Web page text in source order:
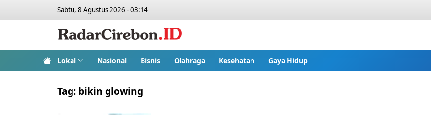
Sabtu, 8 Agustus 2026 - 03:14
Lokal Nasional Bisnis Olahraga Kesehatan Gaya Hidup
Tag: bikin glowing